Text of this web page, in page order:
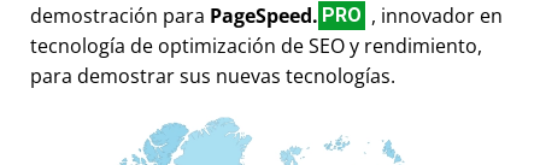
demostración para PageSpeed. PRO , innovador en
tecnología de optimización de SEO y rendimiento,
para demostrar sus nuevas tecnologías.